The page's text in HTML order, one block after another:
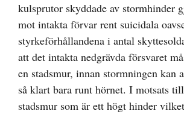
kulsprutor skyddade av stormhinder
mot intakta förvar rent suicidala
styrkeförhållandena i antal
att det intakta nedgrävda försvaret
en stadsmur, innan stormningen kan
så klart bara runt hörnet. I motsats
stadsmur som är ett högt hinder